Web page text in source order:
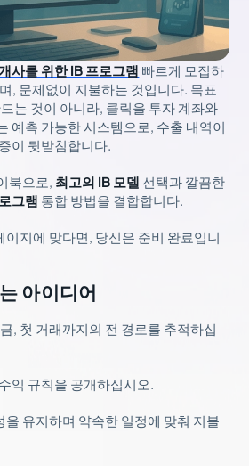
사를 위한 IB 프로그램 빠르게 모집하
, 문제없이 지불하는 것입니다. 목표
는 것이 아니라, 클릭을 투자 계좌와
예측 가능한 시스템으로, 수출 내역이
이 뒷받침합니다.
북으로, 최고의 IB 모델 선택과 깔끔한
그램 통합 방법을 결합합니다.
이지에 맞다면, 당신은 준비 완료입니
아이디어
, 첫 거래까지의 전 경로를 추적하십
익 규칙을 공개하십시오.
을 유지하며 약속한 일정에 맞춰 지불